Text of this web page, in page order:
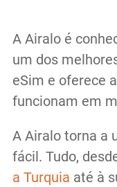
A Airalo é
um dos
eSim e oferece
funcionam em
A Airalo torna a
fácil. Tudo,
a Turquia até à